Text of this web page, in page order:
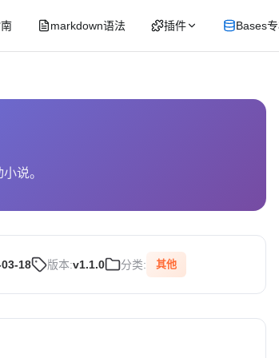
markdown语法 插件 Bases
说。
18 版本:v1.1.0 分类: 其他